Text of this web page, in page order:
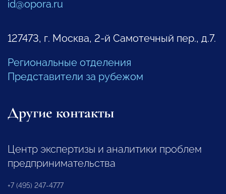
id@opora.ru
127473, г. Москва, 2-й Самотечный пер., д.7.
Региональные отделения
Представители за рубежом
Другие контакты
Центр экспертизы и аналитики проблем
предпринимательства
+7 (495) 247-4777